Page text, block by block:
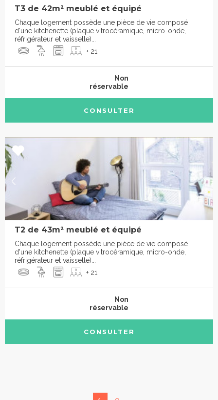
T3 de 42m² meublé et équipé
Chaque logement possède une pièce de vie composé
d'une kitchenette (plaque vitrocéramique, micro-onde,
réfrigérateur et vaisselle)...
+ 21
Non
réservable
CONSULTER
T2 de 43m² meublé et équipé
Chaque logement possède une pièce de vie composé
d'une kitchenette (plaque vitrocéramique, micro-onde,
réfrigérateur et vaisselle)...
+ 21
Non
réservable
CONSULTER